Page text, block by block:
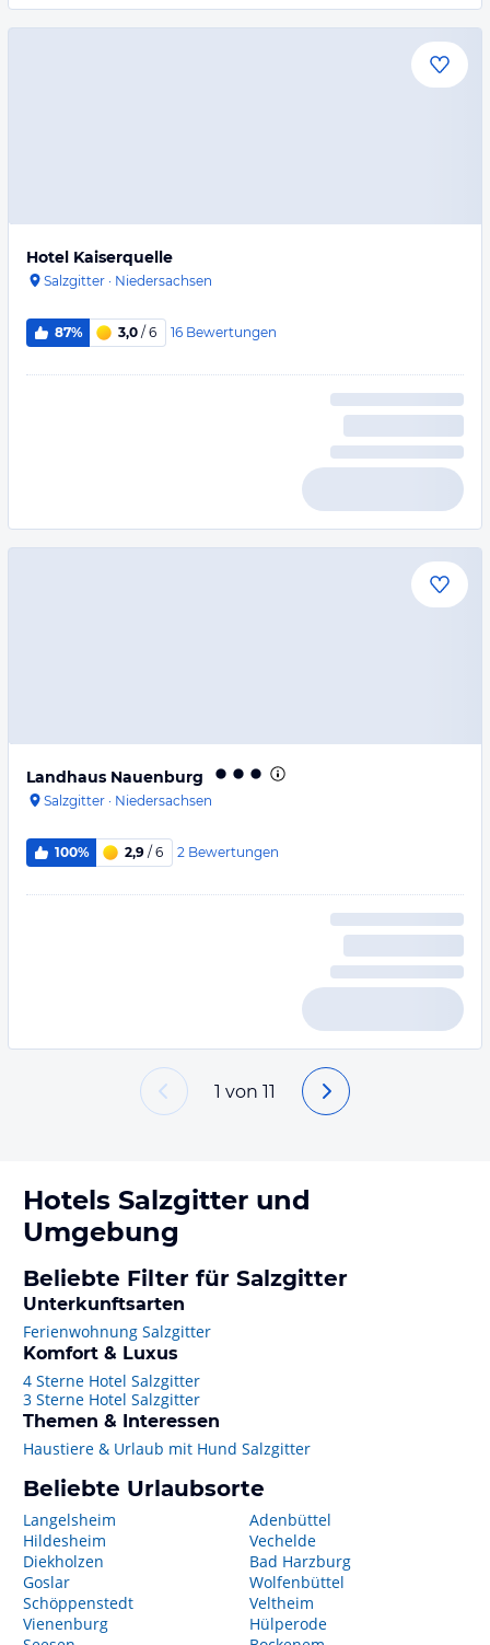
Hotel Kaiserquelle
Salzgitter · Niedersachsen
87% 3,0 / 6 16 Bewertungen
Landhaus Nauenburg
Salzgitter · Niedersachsen
100% 2,9 / 6 2 Bewertungen
1 von 11
Hotels Salzgitter und
Umgebung
Beliebte Filter für Salzgitter
Unterkunftsarten
Ferienwohnung Salzgitter
Komfort & Luxus
4 Sterne Hotel Salzgitter
3 Sterne Hotel Salzgitter
Themen & Interessen
Haustiere & Urlaub mit Hund Salzgitter
Beliebte Urlaubsorte
Langelsheim
Hildesheim
Diekholzen
Goslar
Schöppenstedt
Vienenburg
Adenbüttel
Vechelde
Bad Harzburg
Wolfenbüttel
Veltheim
Hülperode